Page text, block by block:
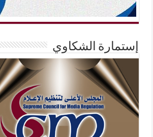
إستمارة الشكاوي